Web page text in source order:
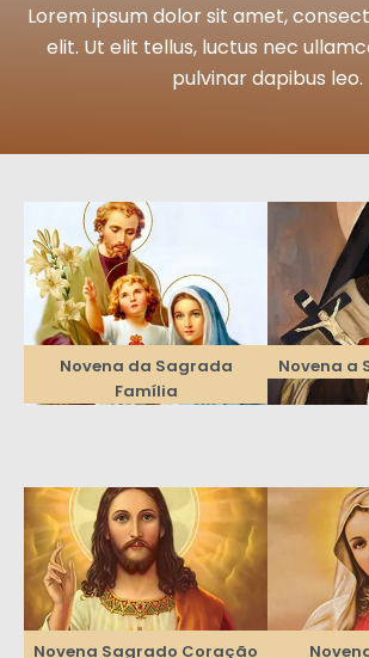
Lorem ipsum dolor sit amet,
elit. Ut elit tellus, luctus nec
pulvinar dapibus leo.
Novena da Sagrada
Família
Novena a
Novena Sagrado Coração